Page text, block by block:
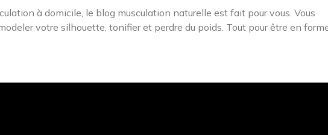
à domicile, le blog musculation naturelle est fait pour vous. Vous
votre silhouette, tonifier et perdre du poids. Tout pour être en